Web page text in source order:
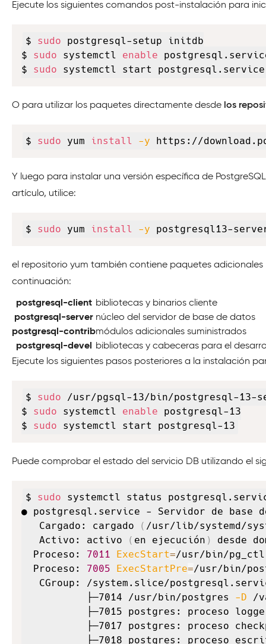
Ejecute los siguientes comandos post-instalación para
$ sudo postgresql-setup initdb
$ sudo systemctl enable
$ sudo systemctl start postgresql.service
O para utilizar los paquetes directamente desde los
$ sudo yum install -y https://
Y luego para instalar una versión específica de
artículo, utilice:
$ sudo yum install -y postgresql13-
el repositorio yum también contiene paquetes
continuación:
postgresql-client bibliotecas y binarios cliente
postgresql-server núcleo del servidor de base de datos
postgresql-contribmódulos adicionales suministrados
postgresql-devel
bibliotecas y cabeceras para el
Ejecute los siguientes pasos posteriores a la instalación
$ sudo /usr/pgsql-13/bin/postgresql-13-
$ sudo systemctl enable postgresql-13
$ sudo systemctl start postgresql-13
Puede comprobar el estado del servicio DB utilizando el
$ sudo systemctl status
● postgresql.service - Servidor de base
   Cargado: cargado
( /usr/lib/systemd/
   Activo: activo
( en ejecución )
desde
  Proceso:
7011 ExecStart=/usr/bin/
  Proceso:
7005 ExecStartPre=/usr/bin/
CGroup: /system.slice/
           ├─7014 /usr/bin/postgres
-D /
├─7015 postgres: proceso
├─7017 postgres: proceso
├─7018 postgres: proceso